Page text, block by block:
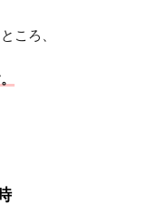
ころ、